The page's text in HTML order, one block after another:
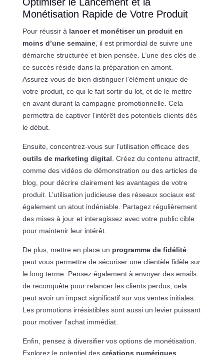
Monétisation Rapide de Votre Produit
Pour réussir à lancer et monétiser un produit en
moins d’une semaine, il est primordial de suivre une
démarche structurée et bien pensée. L’une des clés de
ce succès réside dans la préparation en amont.
Assurez-vous de bien distinguer l’élément unique de
votre produit, ce qui le fait sortir du lot, et de le mettre
en avant durant la campagne promotionnelle. Cela
permettra de captiver l’intérêt des potentiels clients dès
le début.
Ensuite, concentrez-vous sur l’utilisation efficace des
outils de marketing digital . Créez du contenu attractif,
comme des vidéos de démonstration ou des articles de
blog, pour décrire clairement les avantages de votre
produit. L’utilisation judicieuse des réseaux sociaux est
également un atout indéniable. Partagez régulièrement
des mises à jour et interagissez avec votre public cible
pour maintenir leur intérêt.
De plus, mettre en place un programme de fidélité
peut vous permettre de sécuriser une clientèle fidèle sur
le long terme. Pensez également à envoyer des emails
de reconquête pour relancer les clients perdus, cela
peut avoir un impact significatif sur vos ventes initiales.
Les promotions irrésistibles sont aussi un levier puissant
pour motiver l’achat immédiat.
Enfin, pensez à diversifier vos options de monétisation.
Explorez le potentiel des créations numériques